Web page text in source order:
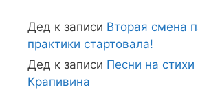
Дед к записи Вторая смена
практики стартовала!
Дед к записи Песни на
Крапивина